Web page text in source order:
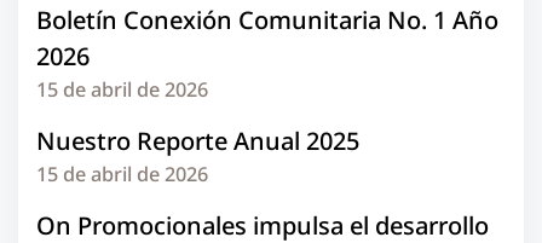
Boletín Conexión Comunitaria No. 1 Año
2026
15 de abril de 2026
Nuestro Reporte Anual 2025
15 de abril de 2026
On Promocionales impulsa el desarrollo